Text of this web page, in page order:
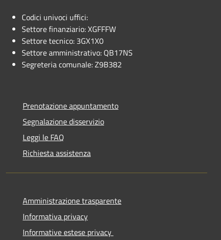
Codici univoci uffici:
Settore finanziario: XGFFFW
Settore tecnico: 3GX1X0
Settore amministrativo: QB17NS
Segreteria comunale: Z9B382
Prenotazione appuntamento
Segnalazione disservizio
Leggi le FAQ
Richiesta assistenza
Amministrazione trasparente
Informativa privacy
Informative estese privacy